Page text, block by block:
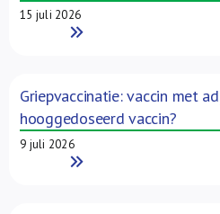
15 juli 2026
Read More
Griepvaccinatie: vaccin met
hooggedoseerd vaccin?
9 juli 2026
Read More